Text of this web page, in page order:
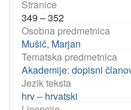
Stranice
349 – 352
Osobna predmetnica
Mušič, Marjan
Tematska predmetnica
Akademije: dopisni
Jezik teksta
hrv – hrvatski